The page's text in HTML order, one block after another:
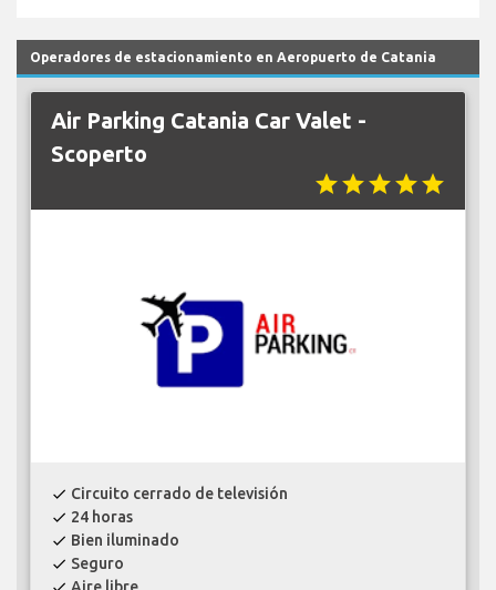
Operadores de estacionamiento en Aeropuerto de Catania
Air Parking Catania Car Valet -
Scoperto
starstarstarstarstar
check Circuito cerrado de televisión
check 24 horas
check Bien iluminado
check Seguro
Aire libre